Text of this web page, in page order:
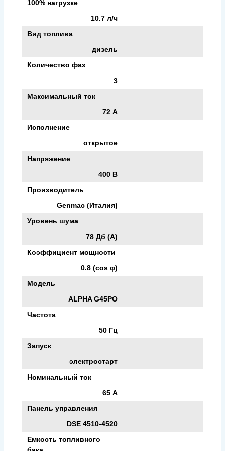
100% нагрузке
10.7 л/ч
Вид топлива
дизель
Количество фаз
3
Максимальный ток
72 А
Исполнение
открытое
Напряжение
400 В
Производитель
Genmac (Италия)
Уровень шума
78 Дб (А)
Коэффициент мощности
0.8 (cos φ)
Модель
ALPHA G45PO
Частота
50 Гц
Запуск
электростарт
Номинальный ток
65 А
Панель управления
DSE 4510-4520
Емкость топливного